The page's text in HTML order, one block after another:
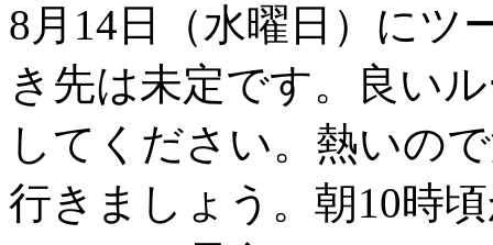
8月14日（水曜日）にツ
き先は未定です。良い
してください。熱いの
行きましょう。朝10時